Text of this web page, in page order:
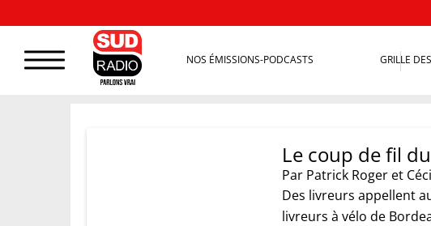
NOS ÉMISSIONS-PODCASTS GRILLE
Le coup de fil
Par Patrick Roger et
Des livreurs appellent
livreurs à vélo de